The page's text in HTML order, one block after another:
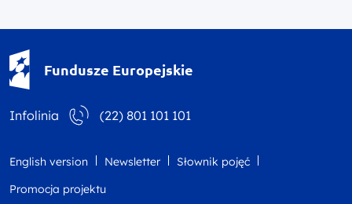
Fundusze Europejskie
Infolinia (22) 801 101 101
English version Newsletter
Słownik pojęć
Promocja projektu